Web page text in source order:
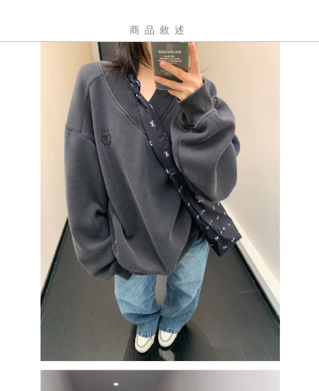
商品敘述